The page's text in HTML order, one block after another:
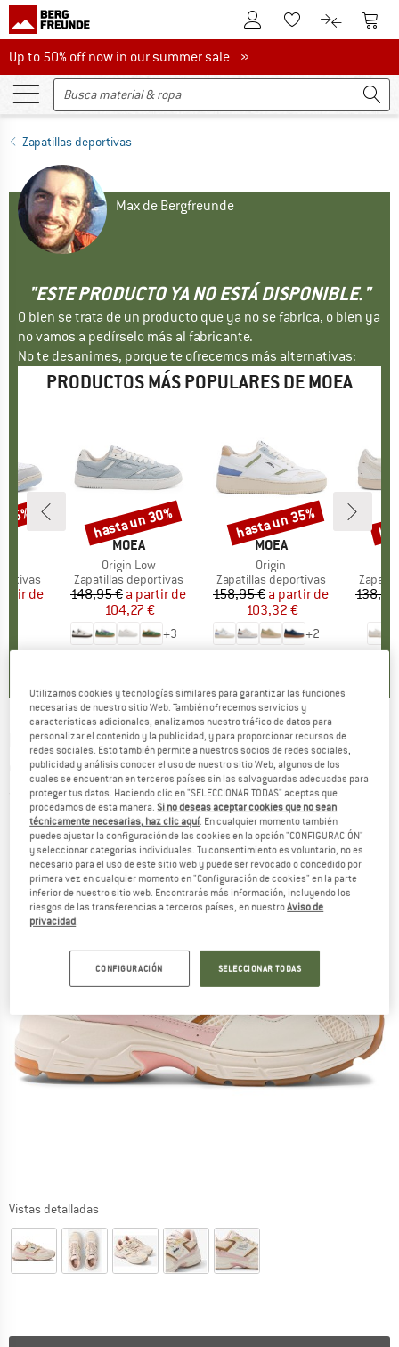
A la cuenta de cliente
A la lista de
A la A la
Up to 50% off now in our summer sale
Up to 50% off now in our summer sale »
Zapatillas deportivas
Max de Bergfreunde
"ESTE PRODUCTO YA NO ESTÁ DISPONIBLE."
O bien se trata de un producto que ya no se fabrica, o bien ya
no vamos a pedírselo más al fabricante.
No te desanimes, porque te ofrecemos más alternativas:
PRODUCTOS MÁS POPULARES DE MOEA
reducido
de
MARCA
MOEA
Artículo
Origin Low
Product group
Zapatillas deportivas
Precio
148,95 € Precio reducido
a partir de
104,27 €
+3
Descuento
hasta un 30%
MARCA
MOEA
Artículo
Origin
Product group
Zapatillas deportivas
Precio
158,95 € Precio reducido
a partir de
103,32 €
+2
Descuento
hasta un 35%
MOEA -Gen8 Pineapple and Corn - Zapatillas
deportivas
(0)
Vistas detalladas
Utilizamos cookies y tecnologías similares para garantizar las funciones
necesarias de nuestro sitio Web. También ofrecemos servicios y
características adicionales, analizamos nuestro tráfico de datos para
personalizar el contenido y la publicidad, y para proporcionar recursos de
redes sociales. Esto también permite a nuestros socios de redes sociales,
publicidad y análisis conocer el uso de nuestro sitio Web, algunos de los
cuales se encuentran en terceros países sin las salvaguardas adecuadas para
proteger tus datos. Haciendo clic en "SELECCIONAR TODAS" aceptas que
procedamos de esta manera.Si no deseas aceptar cookies que no sean
técnicamente necesarias, haz clic aquí. En cualquier momento también
puedes ajustar la configuración de las cookies en la opción "CONFIGURACIÓN"
y seleccionar categorías individuales. Tu consentimiento es voluntario, no es
necesario para el uso de este sitio web y puede ser revocado o concedido por
primera vez en cualquier momento en "Configuración de cookies" en la parte
inferior de nuestro sitio web. Encontrarás más información, incluyendo los
riesgos de las transferencias a terceros países, en nuestroAviso de
privacidad.
CONFIGURACIÓN SELECCIONAR TODAS